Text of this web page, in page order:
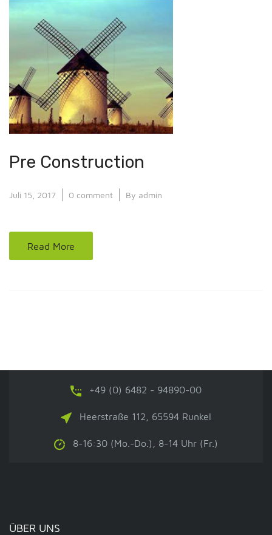
Pre Construction
Juli 15, 2017 0 comment By admin
Read More
+49 (0) 6482 - 94890-00
Heerstraße 112, 65594 Runkel
8-16:30 (Mo.-Do.), 8-14 Uhr (Fr.)
ÜBER UNS